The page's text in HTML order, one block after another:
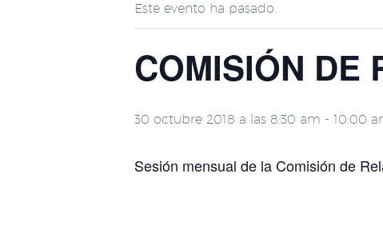
Este evento ha pasado.
COMISIÓN DE
30 octubre 2018 a las 8:30 am - 10:00
Sesión mensual de la Comisión de